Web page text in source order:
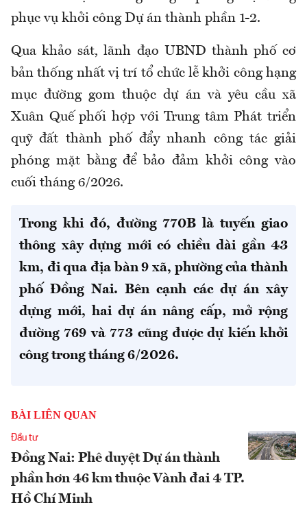
phục vụ khởi công Dự án thành phần 1-2.
Qua khảo sát, lãnh đạo UBND thành phố cơ
bản thống nhất vị trí tổ chức lễ khởi công hạng
mục đường gom thuộc dự án và yêu cầu xã
Xuân Quế phối hợp với Trung tâm Phát triển
quỹ đất thành phố đẩy nhanh công tác giải
phóng mặt bằng để bảo đảm khởi công vào
cuối tháng 6/2026.
Trong khi đó, đường 770B là tuyến giao
thông xây dựng mới có chiều dài gần 43
km, đi qua địa bàn 9 xã, phường của thành
phố Đồng Nai. Bên cạnh các dự án xây
dựng mới, hai dự án nâng cấp, mở rộng
đường 769 và 773 cũng được dự kiến khởi
công trong tháng 6/2026.
BÀI LIÊN QUAN
Đầu tư
Đồng Nai: Phê duyệt Dự án thành
phần hơn 46 km thuộc Vành đai 4 TP.
Hồ Chí Minh